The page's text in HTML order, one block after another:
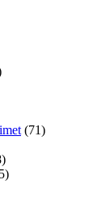
(71)